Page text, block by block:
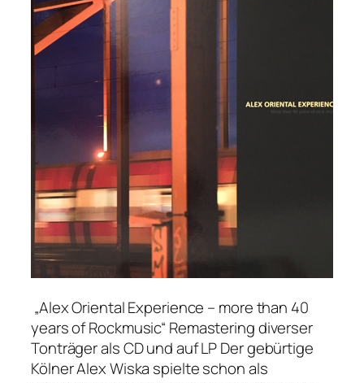
„Alex Oriental Experience – more than 40
years of Rockmusic“ Remastering diverser
Tonträger als CD und auf LP Der gebürtige
Kölner Alex Wiska spielte schon als